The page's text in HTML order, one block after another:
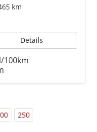
km
Details
100km
250